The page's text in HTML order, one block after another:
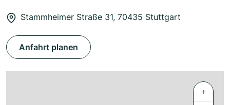
Stammheimer Straße 31, 70435 Stuttgart
Anfahrt planen
+